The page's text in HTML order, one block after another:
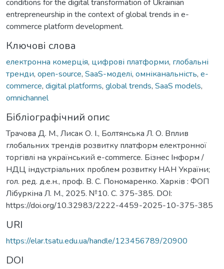
conditions for the digital transformation of Ukrainian
entrepreneurship in the context of global trends in e-
commerce platform development.
Ключові слова
електронна комерція, цифрові платформи, глобальні
тренди, open-source, SaaS-моделі, омніканальність, e-
commerce, digital platforms, global trends, SaaS models,
omnichannel
Бібліографічний опис
Трачова Д. М., Лисак О. І., Болтянська Л. О. Вплив
глобальних трендів розвитку платформ електронної
торгівлі на український e-commerce. Бізнес Інформ /
НДЦ індустріальних проблем розвитку НАН України;
гол. ред. д.е.н., проф. В. С. Пономаренко. Харків : ФОП
Лібуркіна Л. М., 2025. №10. С. 375-385. DOI:
https://doi.org/10.32983/2222-4459-2025-10-375-385
URI
https://elar.tsatu.edu.ua/handle/123456789/20900
DOI